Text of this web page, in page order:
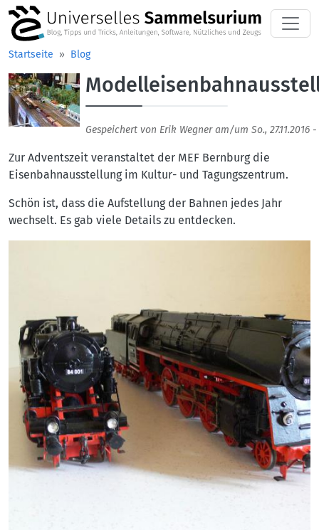
Direkt zum Inhalt
Startseite Blog
Aufmacherbild
Gespeichert von Erik Wegneram/um So., 27.11.2016 -
Zur Adventszeit veranstaltet der MEF Bernburg die
Eisenbahnausstellung im Kultur- und Tagungszentrum.
Schön ist, dass die Aufstellung der Bahnen jedes Jahr
wechselt. Es gab viele Details zu entdecken.